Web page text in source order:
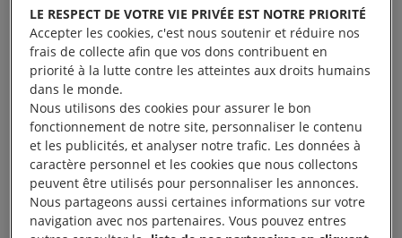
demandent sa libération immédiate.
C’est un scénario qui semble inimaginable, sauf
pour ceux qui le vivent au quotidien. Chaque matin,
dans les territoires palestiniens occupés, vous
risquez d’être réveillé par l’intrusion de l’armée à
votre domicile, ou arrêté lorsque vous vous rendez à
votre travail, sans qu’aucune charge ne vous soit
notifiée. Une juridiction militaire décide alors que
LE RESPECT DE VOTRE VIE PRIVÉE EST NOTRE PRIORITÉ
Accepter les cookies, c'est nous soutenir et réduire nos
frais de collecte afin que vos dons contribuent en
priorité à la lutte contre les atteintes aux droits humains
dans le monde.
Nous utilisons des cookies pour assurer le bon
fonctionnement de notre site, personnaliser le contenu
et les publicités, et analyser notre trafic. Les données à
caractère personnel et les cookies que nous collectons
peuvent être utilisés pour personnaliser les annonces.
Nous partageons aussi certaines informations sur votre
navigation avec nos partenaires. Vous pouvez entres